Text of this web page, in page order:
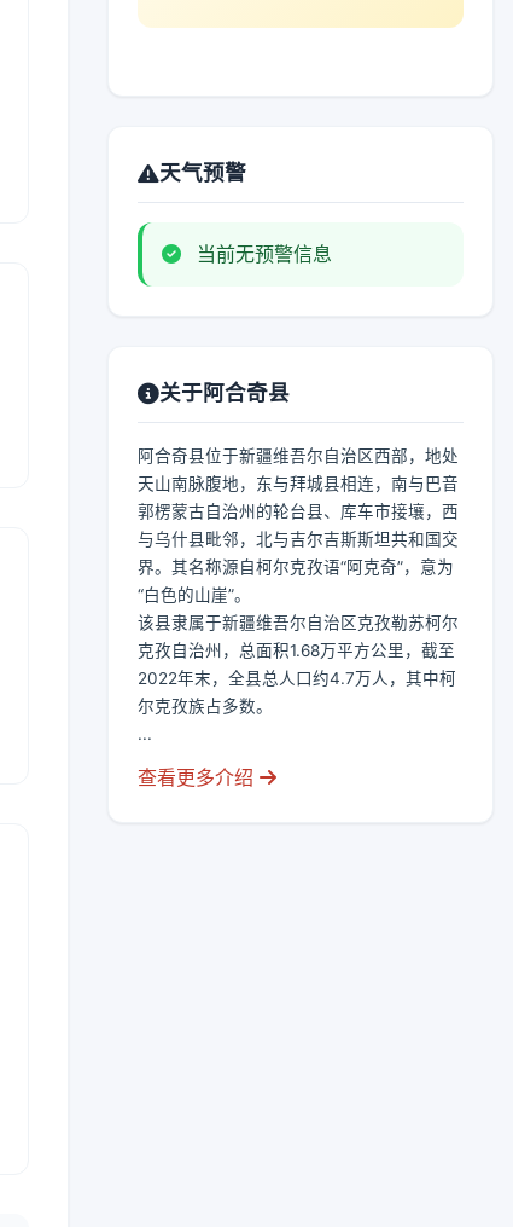
天气预警
当前无预警信息
关于阿合奇县
阿合奇县位于新疆维吾尔自治区西部，地处
天山南脉腹地，东与拜城县相连，南与巴音
郭楞蒙古自治州的轮台县、库车市接壤，西
与乌什县毗邻，北与吉尔吉斯斯坦共和国交
界。其名称源自柯尔克孜语“阿克奇”，意为
“白色的山崖”。
该县隶属于新疆维吾尔自治区克孜勒苏柯尔
克孜自治州，总面积1.68万平方公里，截至
2022年末，全县总人口约4.7万人，其中柯
尔克孜族占多数。
...
查看更多介绍